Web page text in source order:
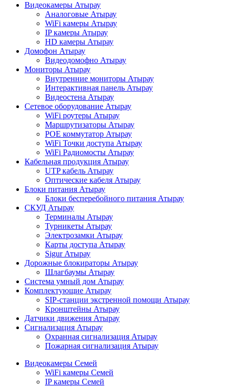
Видеокамеры Атырау
Аналоговые Атырау
WiFi камеры Атырау
IP камеры Атырау
HD камеры Атырау
Домофон Атырау
Видеодомофно Атырау
Мониторы Атырау
Внутренние мониторы Атырау
Интерактивная панель Атырау
Видеостена Атырау
Сетевое оборудование Атырау
WiFi роутеры Атырау
Маршрутизаторы Атырау
POE коммутатор Атырау
WiFi Точки доступа Атырау
WiFi Радиомосты Атырау
Кабельная продукция Атырау
UTP кабель Атырау
Оптические кабеля Атырау
Блоки питания Атырау
Блоки бесперебойного питания Атырау
СКУД Атырау
Терминалы Атырау
Турникеты Атырау
Электрозамки Атырау
Карты доступа Атырау
Sigur Атырау
Дорожные блокираторы Атырау
Шлагбаумы Атырау
Система умный дом Атырау
Комплектующие Атырау
SIP-станции экстренной помощи Атырау
Кронштейны Атырау
Датчики движения Атырау
Сигнализация Атырау
Охранная сигнализация Атырау
Пожарная сигнализация Атырау
Видеокамеры Семей
WiFi камеры Семей
IP камеры Семей